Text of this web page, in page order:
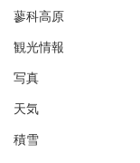
蓼科高原
観光情報
写真
天気
積雪